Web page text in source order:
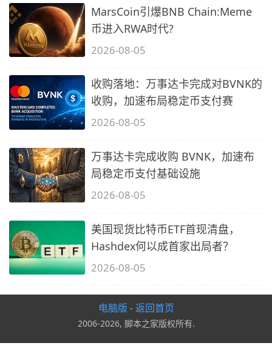
MarsCoin引爆BNB Chain:Meme
币进入RWA时代?
2026-08-05
收购落地：万事达卡完成对BVNK的
收购，加速布局稳定币支付赛
2026-08-05
万事达卡完成收购 BVNK，加速布
局稳定币支付基础设施
2026-08-05
美国现货比特币ETF首现清盘，
Hashdex何以成首家出局者？
2026-08-05
电脑版 - 返回首页
2006-2026, 脚本之家版权所有.